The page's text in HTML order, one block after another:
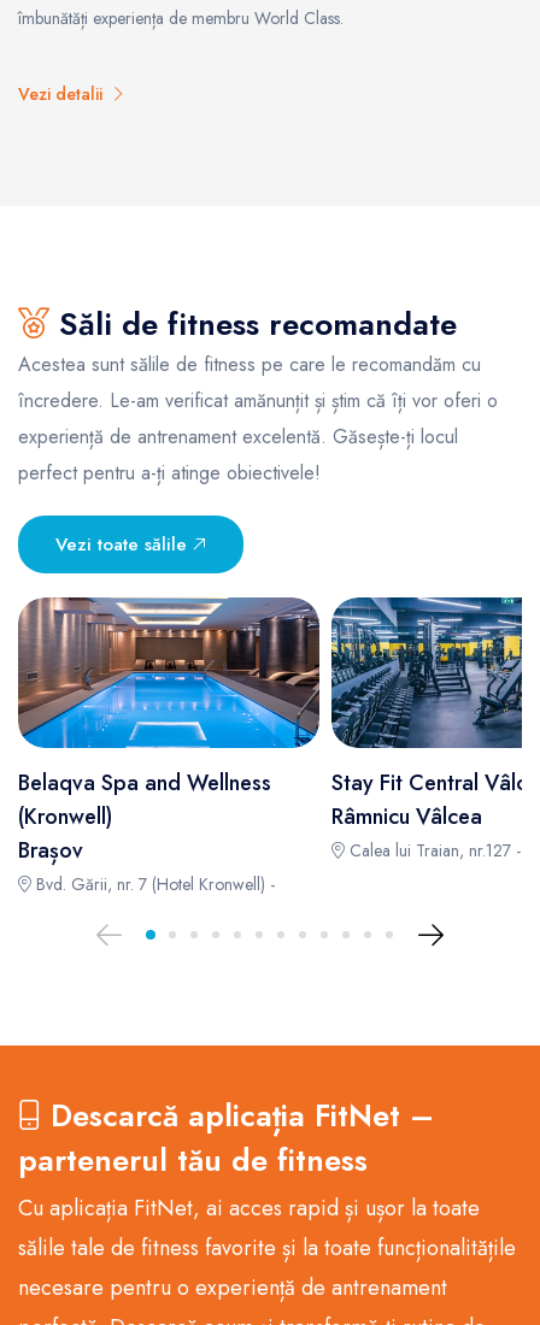
îmbunătăți experiența de membru World Class.
Vezi detalii
Săli de fitness recomandate
Acestea sunt sălile de fitness pe care le recomandăm cu
încredere. Le-am verificat amănunțit și știm că îți vor oferi o
experiență de antrenament excelentă. Găsește-ți locul
perfect pentru a-ți atinge obiectivele!
Vezi toate sălile
Belaqva Spa and Wellness
(Kronwell)
Brașov
Bvd. Gării, nr. 7 (Hotel Kronwell) -
Stay Fit Central
Râmnicu Vâlcea
Calea lui Traian, nr.127 -
Descarcă aplicația FitNet –
partenerul tău de fitness
Cu aplicația FitNet, ai acces rapid și ușor la toate
sălile tale de fitness favorite și la toate funcționalitățile
necesare pentru o experiență de antrenament